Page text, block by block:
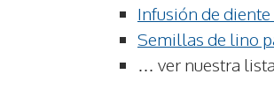
Infusión de
Semillas de lino
… ver nuestra